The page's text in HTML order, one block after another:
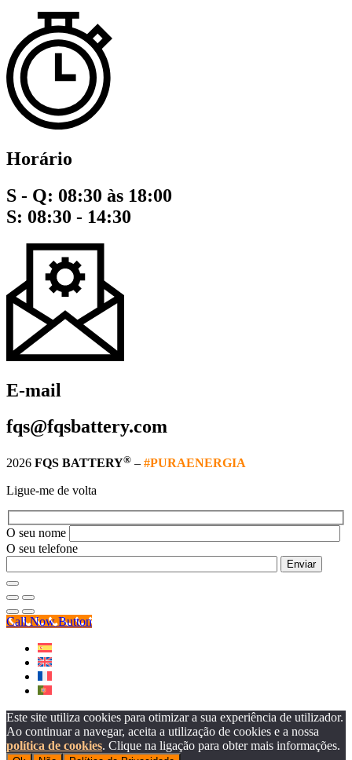
Horário
S - Q: 08:30 às 18:00
S: 08:30 - 14:30
E-mail
fqs@fqsbattery.com
2026 FQS BATTERY® – #PURAENERGIA
Ligue-me de volta
O seu nome
O seu telefone
Call Now Button
Este site utiliza cookies para otimizar a sua experiência de utilizador.
Ao continuar a navegar, aceita a utilização de cookies e a nossa
política de cookies. Clique na ligação para obter mais informações.